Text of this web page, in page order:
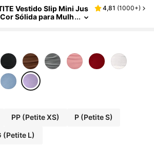
Vestido Slip Mini Jus
Sólida para Mulh
4,81 (1000+)
PP (Petite XS) P(Petite S)
(Petite L)